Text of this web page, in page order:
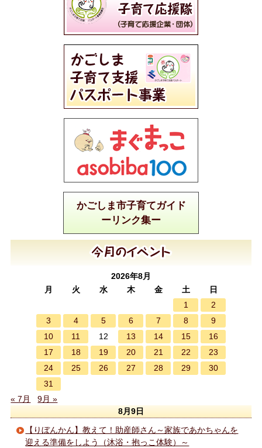
かごしま市子育てガイド
ーリンク集ー
2026年8月
月
火 水 木 金 土
日
1
2
3
4 5 6 7 8
9
10
11 12 13 14 15
16
17
18 19 20 21 22
23
24
25 26 27 28 29
30
31
« 7月
9月 »
8月9日
【りぼんかん】教えて！助産師さん～家族であかちゃんを
迎える準備をしよう（沐浴・抱っこ体験）～